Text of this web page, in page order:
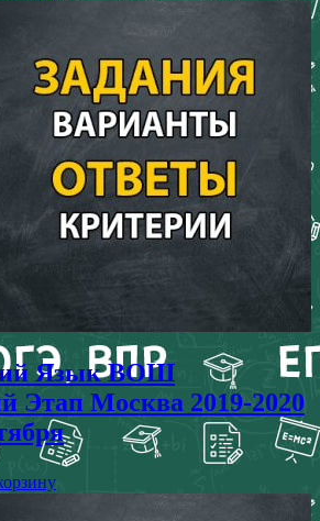
Язык ВОШ
Этап Москва 2019-2020